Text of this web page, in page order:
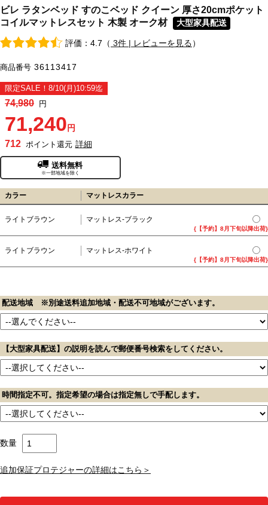
ビレ ラタンベッド すのこベッド クイーン 厚さ20cmポケット
コイルマットレスセット 木製 オーク材
大型家具配送
評価：4.7（ 3件 | レビューを見る）
商品番号 36113417
限定SALE！8/10(月)10:59迄
74,980 円
71,240 円
712 ポイント還元 詳細
送料無料
※一部地域を除く
カラー マットレスカラー
ライトブラウン マットレス-ブラック
{【予約】8月下旬以降出荷}
ライトブラウン マットレス-ホワイト
{【予約】8月下旬以降出荷}
配送地域 ※別途送料追加地域・配送不可地域がございます。
【大型家具配送】の説明を読んで郵便番号検索をしてください。
時間指定不可。指定希望の場合は指定無しで手配します。
数量
追加保証プロテジャーの詳細はこちら＞